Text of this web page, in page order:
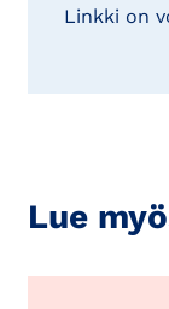
Linkki on
Lue